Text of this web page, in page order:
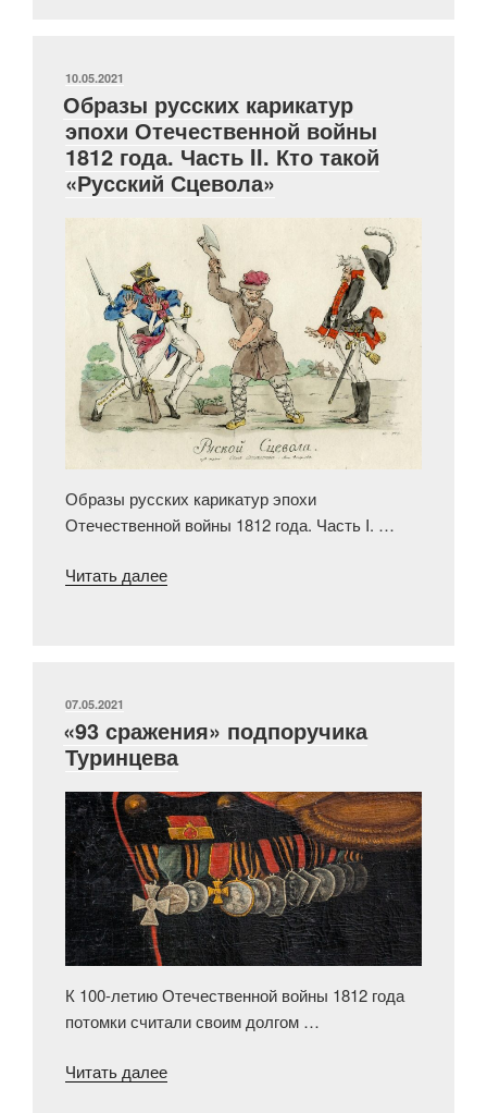
(материалы
к
биографии
А.Х.
ОПУБЛИКОВАНО
10.05.2021
Образы русских карикатур
эпохи Отечественной войны
1812 года. Часть II. Кто такой
«Русский Сцевола»
Образы русских карикатур эпохи
Отечественной войны 1812 года. Часть I. …
Читать далее«Образы
1812
года.
II.
Кто
такой
«Русский
Сцевола»»
ОПУБЛИКОВАНО
07.05.2021
«93 сражения» подпоручика
Туринцева
К 100-летию Отечественной войны 1812 года
потомки считали своим долгом …
Читать далее««93